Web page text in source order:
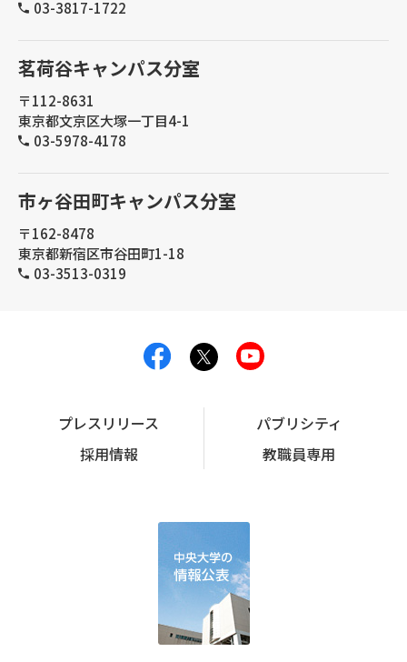
03-3817-1722
茗荷谷キャンパス分室
〒112-8631
東京都文京区大塚一丁目4-1
03-5978-4178
市ヶ谷田町キャンパス分室
〒162-8478
東京都新宿区市谷田町1-18
03-3513-0319
プレスリリース
パブリシティ
採用情報
教職員専用